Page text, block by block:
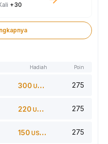
+30
Hadiah Poin
300 USDT 275
220 USDT 275
150 USDT 275